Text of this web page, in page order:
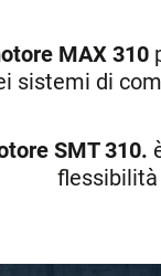
MAX 310
sistemi di
SMT 310.
flessibilità